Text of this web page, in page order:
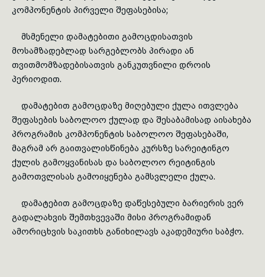
კომპონენტის პირველი შეფასებისა;
მსმენელი დამატებითი გამოცდისათვის
მოსამზადებლად სარგებ­ლობს პირადი ან
თვითმომზადებისათვის განკუთვნილი დროის
პერიოდით.
დამატებით გამოცდაზე მიღებული ქულა ითვლება
შეფასების საბოლოო ქულად და შესაბამისად აისახება
პროგრამის კომპონენტის საბოლოო შეფასებაში,
მაგრამ არ გაითვალისწინება კურსზე სარეიტინგო
ქულის გამოყვანისას და საბოლოო რეიტინგის
გამოთვლისას გამოიყენება გამსვლელი ქულა.
დამატებით გამოცდაზე დაწესებული ბარიერის ვერ
გადალახვის შემთხვევაში მისი პროგრამიდან
ამორიცხვის საკითხს განიხილავს აკადემიური საბჭო.